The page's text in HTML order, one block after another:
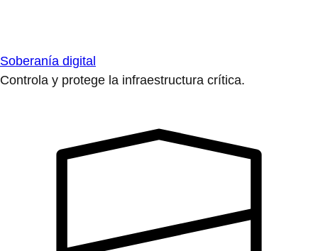
Soberanía digital
Controla y protege la infraestructura crítica.